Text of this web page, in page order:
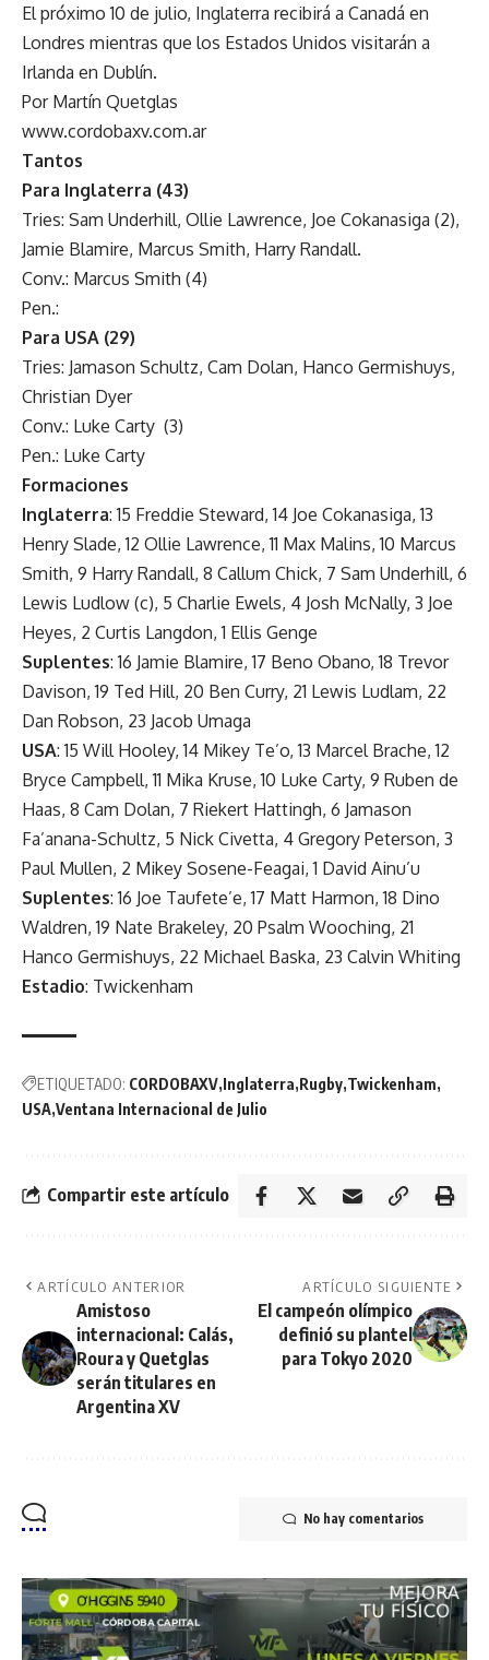
El próximo 10 de julio, Inglaterra recibirá a Canadá en
Londres mientras que los Estados Unidos visitarán a
Irlanda en Dublín.
Por Martín Quetglas
www.cordobaxv.com.ar
Tantos
Para Inglaterra (43)
Tries: Sam Underhill, Ollie Lawrence, Joe Cokanasiga (2),
Jamie Blamire, Marcus Smith, Harry Randall.
Conv.: Marcus Smith (4)
Pen.:
Para USA (29)
Tries: Jamason Schultz, Cam Dolan, Hanco Germishuys,
Christian Dyer
Conv.: Luke Carty (3)
Pen.: Luke Carty
Formaciones
Inglaterra: 15 Freddie Steward, 14 Joe Cokanasiga, 13
Henry Slade, 12 Ollie Lawrence, 11 Max Malins, 10 Marcus
Smith, 9 Harry Randall, 8 Callum Chick, 7 Sam Underhill, 6
Lewis Ludlow (c), 5 Charlie Ewels, 4 Josh McNally, 3 Joe
Heyes, 2 Curtis Langdon, 1 Ellis Genge
Suplentes: 16 Jamie Blamire, 17 Beno Obano, 18 Trevor
Davison, 19 Ted Hill, 20 Ben Curry, 21 Lewis Ludlam, 22
Dan Robson, 23 Jacob Umaga
USA: 15 Will Hooley, 14 Mikey Te’o, 13 Marcel Brache, 12
Bryce Campbell, 11 Mika Kruse, 10 Luke Carty, 9 Ruben de
Haas, 8 Cam Dolan, 7 Riekert Hattingh, 6 Jamason
Fa’anana-Schultz, 5 Nick Civetta, 4 Gregory Peterson, 3
Paul Mullen, 2 Mikey Sosene-Feagai, 1 David Ainu’u
Suplentes: 16 Joe Taufete’e, 17 Matt Harmon, 18 Dino
Waldren, 19 Nate Brakeley, 20 Psalm Wooching, 21
Hanco Germishuys, 22 Michael Baska, 23 Calvin Whiting
Estadio: Twickenham
ETIQUETADO: CORDOBAXV Inglaterra Rugby Twickenham
USA Ventana Internacional de Julio
Compartir este artículo
ARTÍCULO ANTERIOR
Amistoso
internacional: Calás,
Roura y Quetglas
serán titulares en
Argentina XV
ARTÍCULO SIGUIENTE
El campeón olímpico
definió su plantel
para Tokyo 2020
No hay comentarios